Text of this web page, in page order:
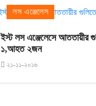
লস এঞ্জেলেস
ইস্ট লস এঞ্জেলেসে আততায়ীর
১,আহত ২জন
২১-১১-২০১৬